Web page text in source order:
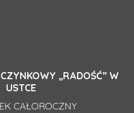
„RADOŚĆ” W
USTCE
CAŁOROCZNY